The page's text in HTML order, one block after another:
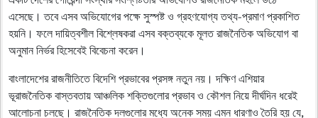
এসেছে। তবে এসব অভিযোগের পক্ষে সুস্পষ্ট ও গ্রহণযোগ্য তথ্য-প্রমাণ প্রকাশিত
হয়নি। ফলে দায়িত্বশীল বিশ্লেষকরা এসব বক্তব্যকে মূলত রাজনৈতিক অভিযোগ বা
অনুমান নির্ভর হিসেবেই বিবেচনা করেন।
বাংলাদেশের রাজনীতিতে বিদেশি প্রভাবের প্রসঙ্গ নতুন নয়। দক্ষিণ এশিয়ার
ভূরাজনৈতিক বাস্তবতায় আঞ্চলিক শক্তিগুলোর প্রভাব ও কৌশল নিয়ে দীর্ঘদিন ধরেই
আলোচনা চলছে। রাজনৈতিক দলগুলোর মধ্যে অনেক সময় এমন ধারণাও তৈরি হয় যে,